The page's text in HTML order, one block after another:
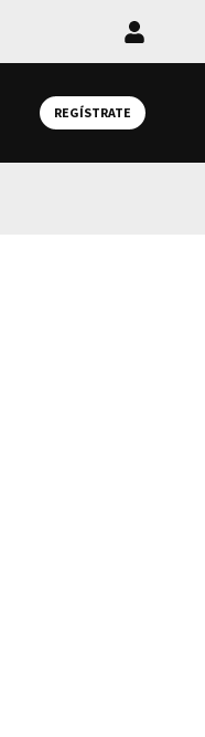
Iniciar
REGÍSTRATE